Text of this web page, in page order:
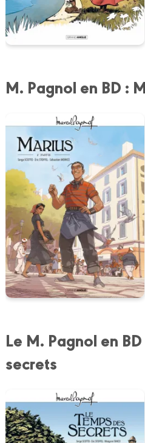
M. Pagnol en BD :
Le M. Pagnol en
secrets